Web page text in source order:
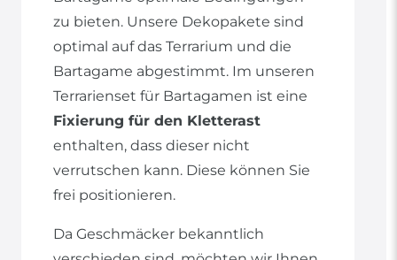
zu bieten. Unsere Dekopakete sind
optimal auf das Terrarium und die
Bartagame abgestimmt. Im unseren
Terrarienset für Bartagamen ist eine
Fixierung für den Kletterast
enthalten, dass dieser nicht
verrutschen kann. Diese können Sie
frei positionieren.
Da Geschmäcker bekanntlich